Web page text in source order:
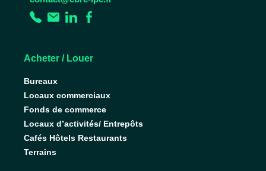
Acheter / Louer
Bureaux
Locaux commerciaux
Fonds de commerce
Locaux d’activités/ Entrepôts
Cafés Hôtels Restaurants
Terrains